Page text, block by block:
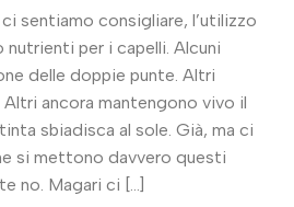
sentiamo consigliare, l’utilizzo
per i capelli. Alcuni
delle doppie punte. Altri
ancora mantengono vivo il
sbiadisca al sole. Già, ma ci
si mettono davvero questi
no. Magari ci […]